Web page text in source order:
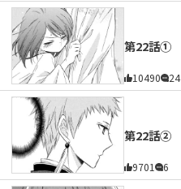
第22話①
10490 24
第22話②
9701 6